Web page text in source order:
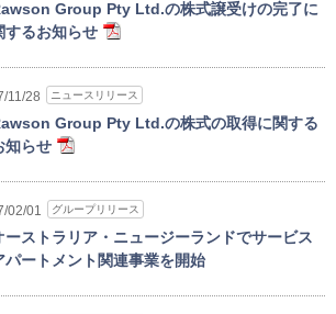
Group Pty Ltd.の株式譲受けの完了に
するお知らせ
11/28 ニュースリリース
Group Pty Ltd.の株式の取得に関する
知らせ
02/01 グループリリース
ーストラリア・ニュージーランドでサービス
パートメント関連事業を開始